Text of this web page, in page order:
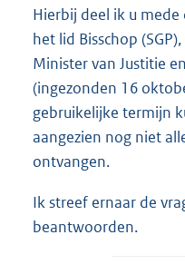
Hierbij deel ik u
het lid Bisschop
Minister van Justitie
(ingezonden 16
gebruikelijke termijn
aangezien nog niet
ontvangen.
Ik streef ernaar de
beantwoorden.